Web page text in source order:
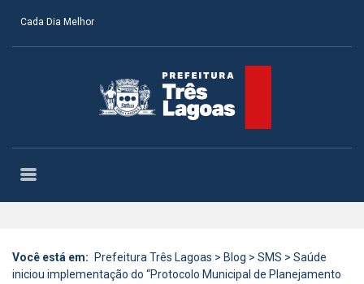
Cada Dia Melhor
Você está em: Prefeitura Três Lagoas > Blog > SMS > Saúde
iniciou implementação do “Protocolo Municipal de Planejamento